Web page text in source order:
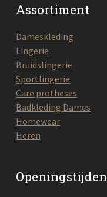
Assortiment
Dameskleding
Lingerie
Bruidslingerie
Sportlingerie
Care protheses
Badkleding Dames
Homewear
Heren
Openingstijden